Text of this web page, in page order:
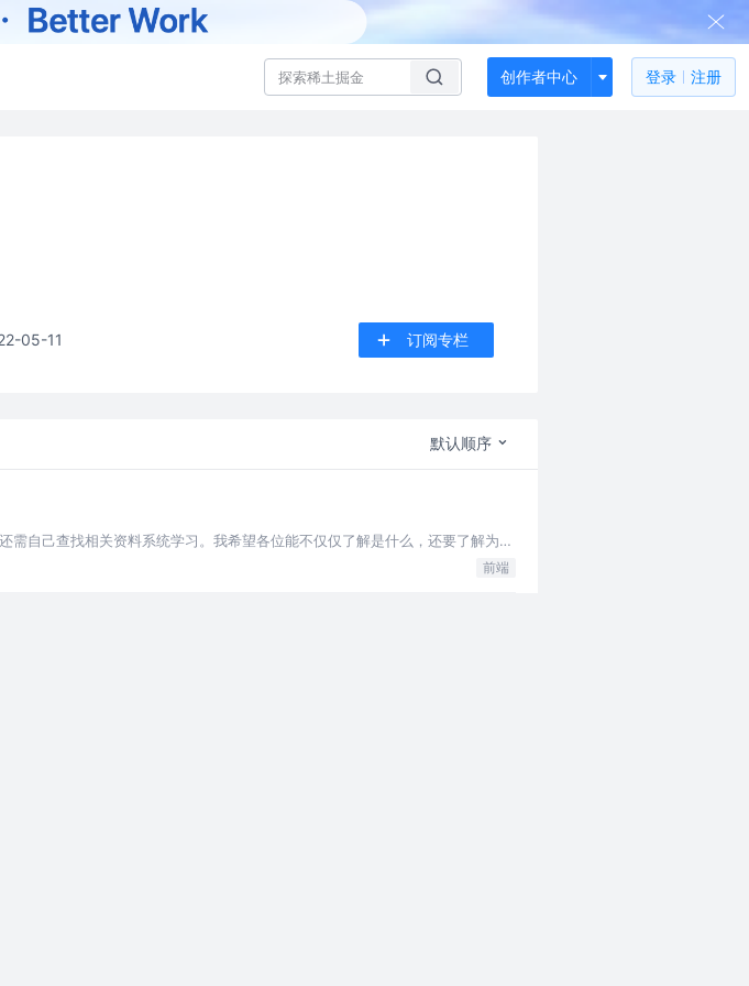
创作者中心 登录 注册
05-11 订阅专栏
默认顺序
自己查找相关资料系统学习。我希望各位能不仅仅了解是什么，还要了解为什
前端